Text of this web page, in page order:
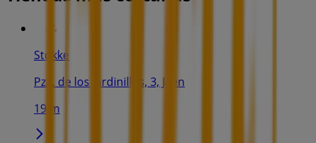
Stokke
Pza. de los Jardinillos, 3, Jaén
19 m